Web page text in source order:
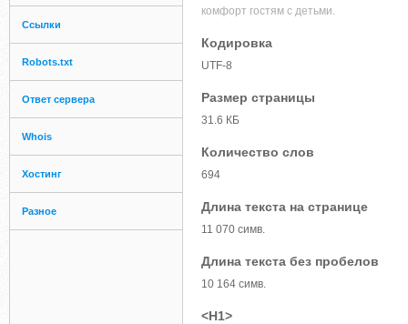
Ссылки
Robots.txt
Ответ сервера
Whois
Хостинг
Разное
комфорт гостям с детьми.
Кодировка
UTF-8
Размер страницы
31.6 КБ
Количество слов
694
Длина текста на странице
11 070 симв.
Длина текста без пробелов
10 164 симв.
<H1>